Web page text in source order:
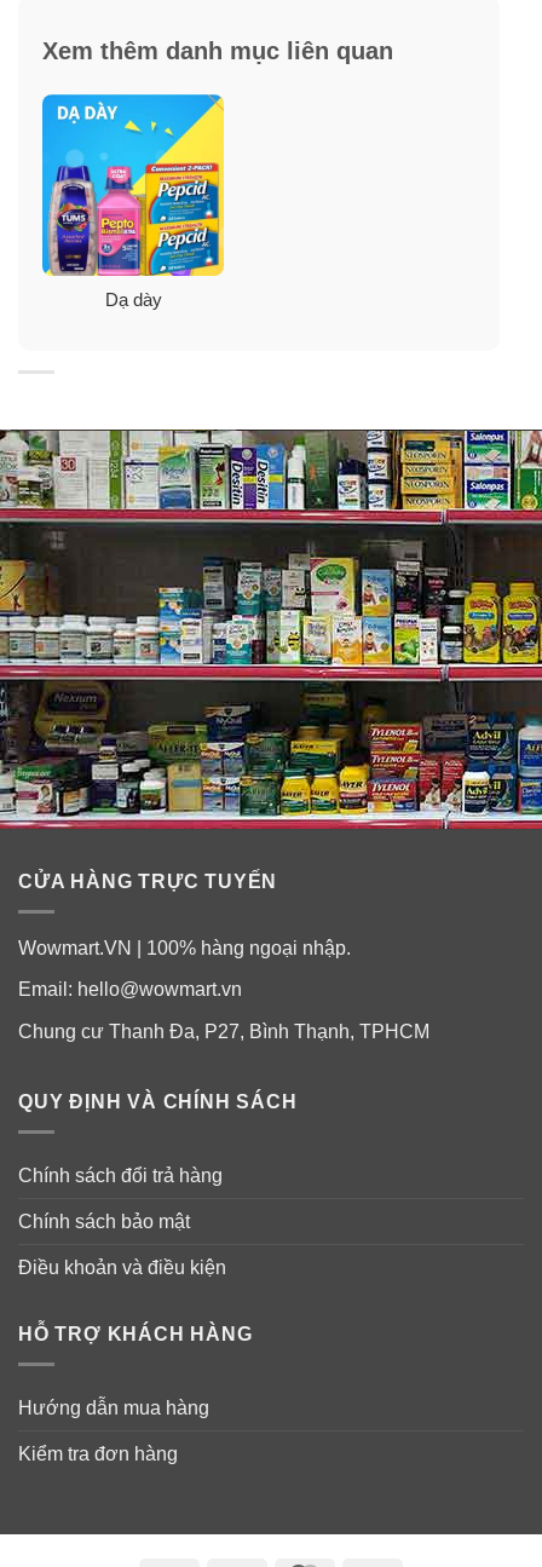
Thành phần:
Calories 10g, đường, calcium 1000mg, sodium 5mg,
ngoài ra còn 1 số phụ gia khác giúp cải thiện cơn đau
bao tử tối đa.
Hướng dẫn sử dụng:
Xem thêm danh mục liên quan
Dạ dày
CỬA HÀNG TRỰC TUYẾN
Wowmart.VN | 100% hàng ngoại nhập.
Email: hello@wowmart.vn
Chung cư Thanh Đa, P27, Bình Thạnh, TPHCM
QUY ĐỊNH VÀ CHÍNH SÁCH
Chính sách đổi trả hàng
Chính sách bảo mật
Điều khoản và điều kiện
HỖ TRỢ KHÁCH HÀNG
Hướng dẫn mua hàng
Kiểm tra đơn hàng